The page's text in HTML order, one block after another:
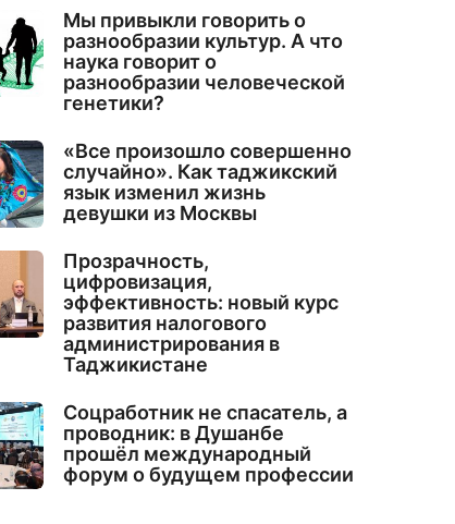
Мы привыкли говорить о
разнообразии культур. А что
наука говорит о
разнообразии человеческой
генетики?
«Все произошло совершенно
случайно». Как таджикский
язык изменил жизнь
девушки из Москвы
Прозрачность,
цифровизация,
эффективность: новый курс
развития налогового
администрирования в
Таджикистане
Соцработник не спасатель, а
проводник: в Душанбе
прошёл международный
форум о будущем профессии